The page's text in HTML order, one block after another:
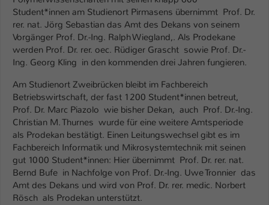
Student*innen am Studienort Pirmasens übernimmt Prof. Dr.
rer. nat. Jörg Sebastian das Amt des Dekans von seinem
Vorgänger Prof. Dr.-Ing. Ralph Wiegland,. Als Prodekane
werden Prof. Dr. rer. oec. Rüdiger Grascht sowie Prof. Dr.-
Ing. Georg Kling in den kommenden drei Jahren fungieren.
Am Studienort Zweibrücken bleibt im Fachbereich
Betriebswirtschaft, der fast 1200 Student*innen betreut,
Prof. Dr. Marc Piazolo wie bisher Dekan, auch Prof. Dr.-Ing.
Christian M. Thurnes wurde für eine weitere Amtsperiode
als Prodekan bestätigt. Einen Leitungswechsel gibt es im
Fachbereich Informatik und Mikrosystemtechnik mit seinen
gut 1000 Student*innen: Hier übernimmt Prof. Dr. rer. nat.
Bernd Bufe in Nachfolge von Prof. Dr.-Ing. Uwe Tronnier das
Amt des Dekans und wird von Prof. Dr. rer. medic. Norbert
Rösch als Prodekan unterstützt.
Zweck
Einstellungen. Unter anderem eine zufällig
generierte ID, für die historische
Speicherung Ihrer vorgenommen
Einstellungen, falls der Webseiten-
Betreiber dies eingestellt hat.
Name fe_typo_user / PHPSESSID
Anbieter TYPO3
Laufzeit 1 Woche
Dieses Cookie ist ein Standard-Session-
Cookie von TYPO3. Es speichert im Fall
eines Intranet-Logins die Session-ID. So